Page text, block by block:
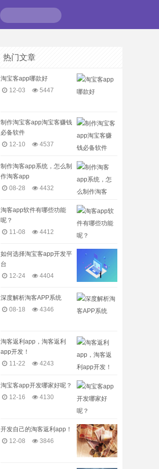
热门文章
淘宝客app哪款好
12-03
5447
制作淘宝客app淘宝客赚钱
必备软件
12-10
4537
制作淘客app系统，怎么制
作淘客app
08-28
4432
淘客app软件有哪些功能
呢？
11-08
4412
如何选择淘宝客app开发平
台
12-24
4404
深度解析淘客APP系统
08-18
4346
淘客返利app，淘客返利
app开发！
11-22
4243
淘宝客app开发哪家好呢？
12-16
4130
开发自己的淘客返利app！
12-08
3846